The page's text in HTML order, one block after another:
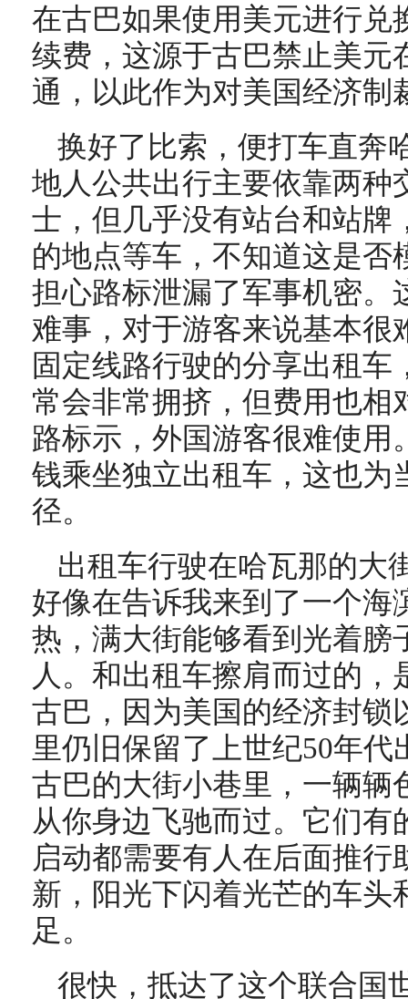
在古巴如果使用美元进行兑
续费，这源于古巴禁止美元
通，以此作为对美国经济制
换好了比索，便打车直奔
地人公共出行主要依靠两种
士，但几乎没有站台和站牌
的地点等车，不知道这是否
担心路标泄漏了军事机密。
难事，对于游客来说基本很
固定线路行驶的分享出租
常会非常拥挤，但费用也相
路标示，外国游客很难使用
钱乘坐独立出租车，这也为
径。
出租车行驶在哈瓦那的大
好像在告诉我来到了一个海
热，满大街能够看到光着膀
人。和出租车擦肩而过的
古巴，因为美国的经济封锁
里仍旧保留了上世纪50年
古巴的大街小巷里，一辆辆
从你身边飞驰而过。它们
启动都需要有人在后面推行
新，阳光下闪着光芒的车头
足。
很快，抵达了这个联合国